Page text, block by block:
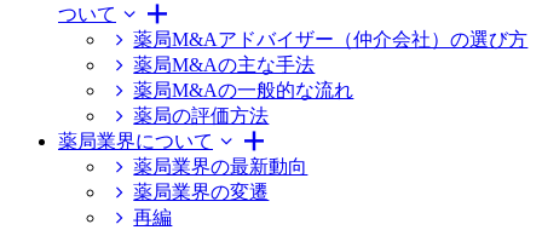
ついて
薬局M&Aアドバイザー（仲介会社）の選び方
薬局M&Aの主な手法
薬局M&Aの一般的な流れ
薬局の評価方法
薬局業界について
薬局業界の最新動向
薬局業界の変遷
再編